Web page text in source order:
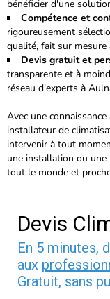
bénéficier d'une
Compétence et
rigoureusement
qualité, fait sur mesure
Devis gratuit et
transparente et à
réseau d'experts à
Avec une
installateur de
intervenir à tout
une installation ou
tout le monde et
Devis
En 5 minutes,
aux
Gratuit, sans